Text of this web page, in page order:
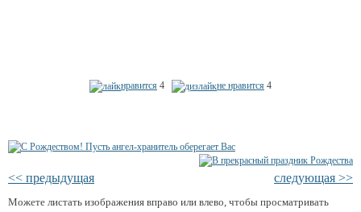
нравится 4 не нравится 4
<< предыдущая следующая >>
Можете листать изображения вправо или влево, чтобы просматривать